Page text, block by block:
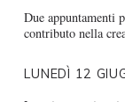
Due appuntamenti
contributo nella
LUNEDÌ 12